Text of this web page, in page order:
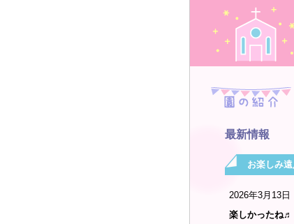
最新情報
お楽しみ
2026年3月13日
楽しかったね♬